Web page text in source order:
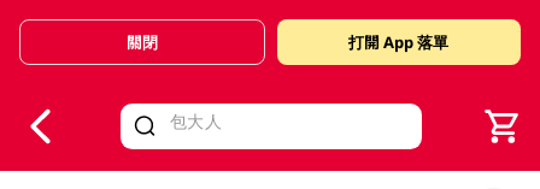
Valid Until 30 June 2026
關閉 打開 App 落單